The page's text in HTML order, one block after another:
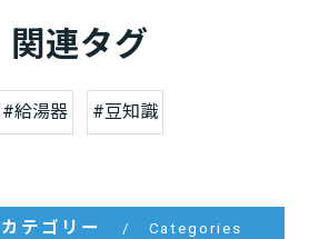
関連タグ
#給湯器 #豆知識
カテゴリー Categories